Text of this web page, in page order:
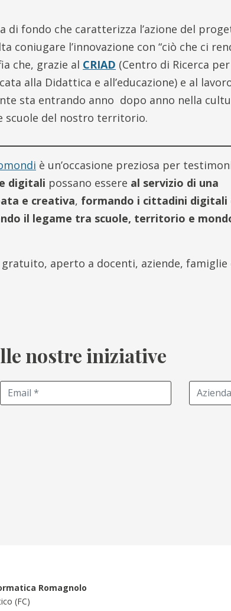
di fondo che caratterizza l’azione del
coniugare l’innovazione con “ciò che ci
che, grazie al CRIAD (Centro di Ricerca per
alla Didattica e all’educazione) e al
sta entrando anno dopo anno nella
scuole del nostro territorio.
è un’occasione preziosa per
digitali possano essere al servizio di una
e creativa, formando i cittadini digitali
il legame tra scuole, territorio e
gratuito, aperto a docenti, aziende, famiglie
nostre iniziative
Romagnolo
(FC)